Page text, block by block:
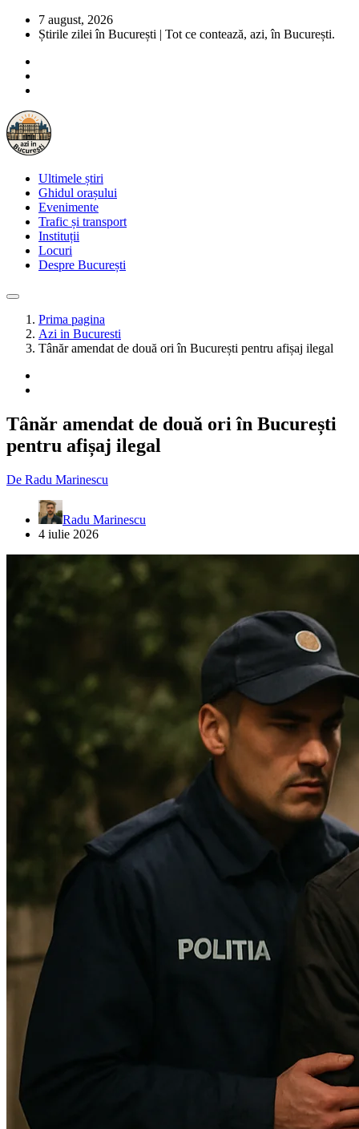
7 august, 2026
Știrile zilei în București | Tot ce contează, azi, în București.
Ultimele știri
Ghidul orașului
Evenimente
Trafic și transport
Instituții
Locuri
Despre București
Prima pagina
Azi in Bucuresti
Tânăr amendat de două ori în București pentru afișaj ilegal
Tânăr amendat de două ori în București
pentru afișaj ilegal
De Radu Marinescu
Radu Marinescu
4 iulie 2026